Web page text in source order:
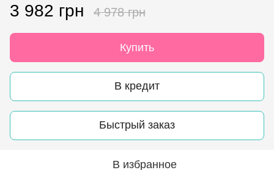
3 982 грн 4 978 грн
Купить
В кредит
Быстрый заказ
В избранное